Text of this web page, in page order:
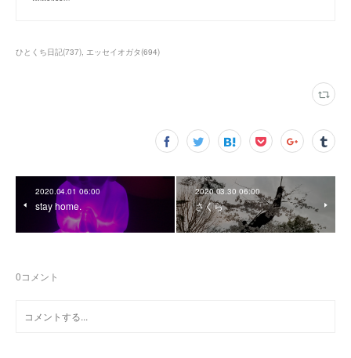
ひとくち日記(737) エッセイオガタ(694)
2020.04.01 06:00
stay home.
2020.03.30 06:00
さくら
0コメント